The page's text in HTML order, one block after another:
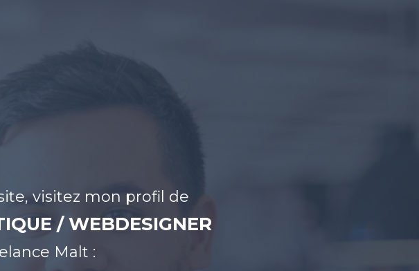
visitez mon profil de
/ WEBDESIGNER
Malt :